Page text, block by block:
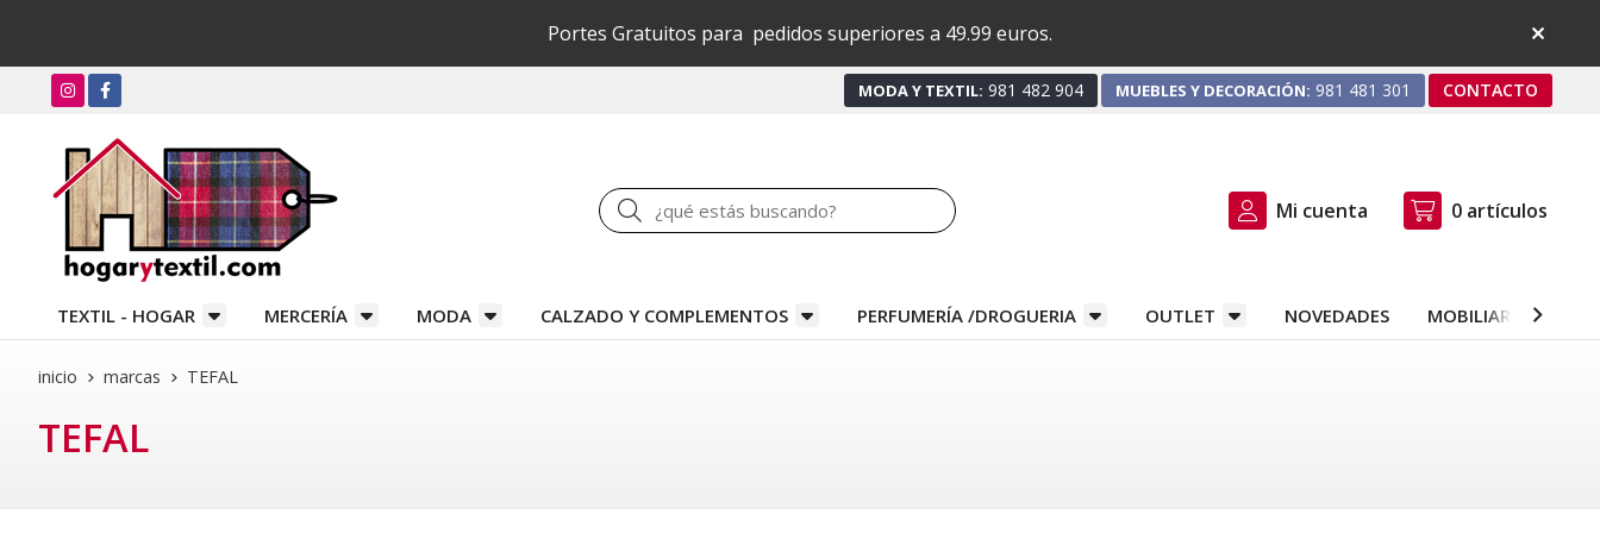
Portes Gratuitos para pedidos superiores a 49.99 euros.
MODA Y TEXTIL: 981 482 904 MUEBLES Y DECORACIÓN: 981 481 301 CONTACTO
Buscar Mi cuenta 0 artículos
TEXTIL - HOGAR MERCERÍA MODA CALZADO Y COMPLEMENTOS PERFUMERÍA /DROGUERIA OUTLET NOVEDADES MOBILIARIO Y
inicio marcas TEFAL
TEFAL